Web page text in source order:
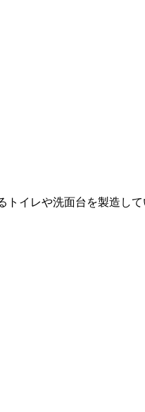
トイレや洗面台を製造し